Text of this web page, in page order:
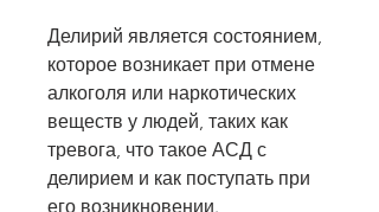
Делирий является состоянием,
которое возникает при отмене
алкоголя или наркотических
веществ у людей, таких как
тревога, что такое АСД с
делирием и как поступать при
его возникновении.